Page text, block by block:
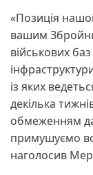
«Позиція
вашим
військових
із яких
декілька
обмеженням
примушуємо
наголосив